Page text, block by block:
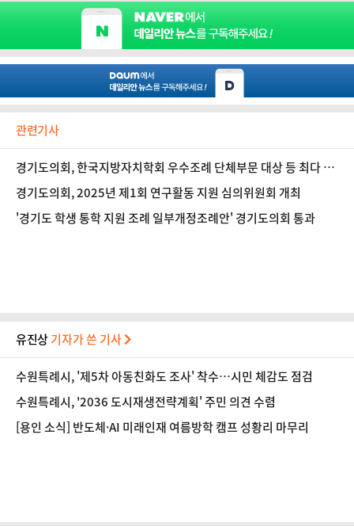
관련기사
경기도의회, 한국지방자치학회 우수조례 단체부문 대상 등 최다 6
건 수상
경기도의회, 2025년 제1회 연구활동 지원 심의위원회 개최
'경기도 학생 통학 지원 조례 일부개정조례안' 경기도의회 통과
유진상기자가 쓴 기사
수원특례시, '제5차 아동친화도 조사' 착수…시민 체감도 점검
수원특례시, '2036 도시재생전략계획' 주민 의견 수렴
[용인 소식] 반도체·AI 미래인재 여름방학 캠프 성황리 마무리